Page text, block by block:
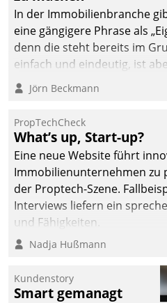
In der Immobilienbranche
eine gängigere Phrase als
denn die steht bereits im
einfach und eindeutig, ist
Branchenbeschäftigte
Verantwortung folgen
Jörn Beckmann
PropTechCheck
What’s up, Start-up?
Eine neue Website führt
Immobilienunternehmen zu
der Proptech-Szene.
Interviews liefern ein
und Fähigkeiten.
Nadja Hußmann
Kundenstory
Smart gemanagt